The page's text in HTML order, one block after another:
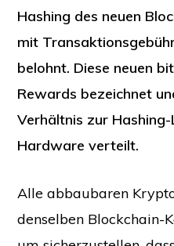
Hashing des neuen
mit
belohnt. Diese neuen
Rewards bezeichnet
Verhältnis zur
Hardware verteilt.
Alle abbaubaren
denselben Blockchain-